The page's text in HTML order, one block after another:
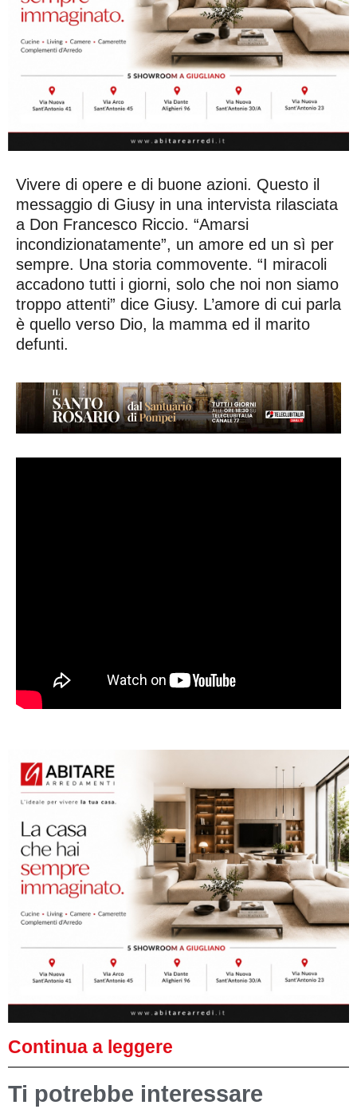
Vivere di opere e di buone azioni. Questo il
messaggio di Giusy in una intervista rilasciata
a Don Francesco Riccio. “Amarsi
incondizionatamente”, un amore ed un sì per
sempre. Una storia commovente. “I miracoli
accadono tutti i giorni, solo che noi non siamo
troppo attenti” dice Giusy. L’amore di cui parla
è quello verso Dio, la mamma ed il marito
defunti.
Continua a leggere
Ti potrebbe interessare